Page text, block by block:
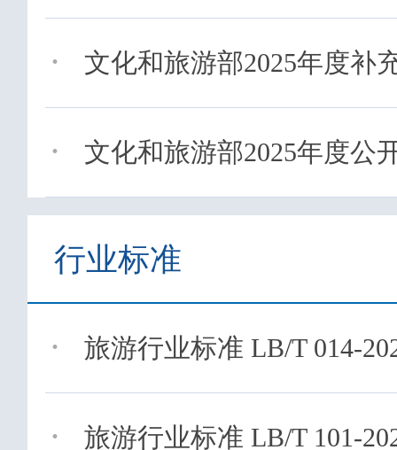
· 文化和旅游部2025年度补
· 文化和旅游部2025年度公
行业标准
· 旅游行业标准 LB/T 014-
· 旅游行业标准 LB/T 101-